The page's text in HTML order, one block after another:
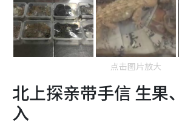
点击图片放大
北上探亲带手信 生果
入